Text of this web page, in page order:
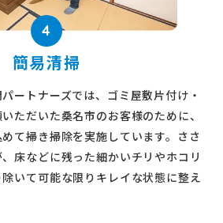
4
簡易清掃
ートナーズでは、ゴミ屋敷片付け・
ただいた桑名市のお客様のために、
て掃き掃除を実施しています。ささ
床などに残った細かいチリやホコリ
いて可能な限りキレイな状態に整え